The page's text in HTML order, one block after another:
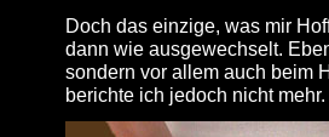
Doch das einzige, was mir
dann wie ausgewechselt.
sondern vor allem auch beim
berichte ich jedoch nicht